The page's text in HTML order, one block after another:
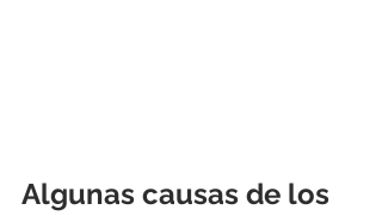
Algunas causas de los